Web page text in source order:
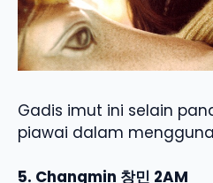
Gadis imut ini selain
piawai dalam
5. Changmin 창민 2AM